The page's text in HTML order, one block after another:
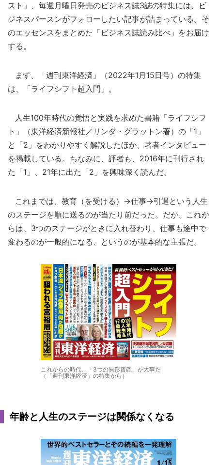
スト」、毎週月曜日発売のビジネス誌3誌の特集には、ビ
ジネスパースンがフォローしたい記事が詰まっている。そ
のエッセンスをまとめた「ビジネス誌読み比べ」をお届け
する。
まず、「週刊東洋経済」（2022年1月15日号）の特集
は、「ライフシフト超入門」。
人生100年時代の覚悟と実践を求めた書籍「ライフシフ
ト」（東洋経済新報社／リンダ・グラットン著）の「1」
と「2」をわかりやすく解説したほか、著者インタビュー
を掲載している。ちなみに、評者も、2016年に刊行され
た「1」、21年に出た「2」を興味深く読んだ。
これまでは、教育（を受ける）→仕事→引退という人生
のステージを順に送るのが当たり前だった。だが、これか
らは、3つのステージがときに入れ替わり、仕事も途中で
変わるのが一般的になる、というのが基本的な主張だ。
これからの時代、「3つの無形資産」が大事だ
（「週刊東洋経済」の特集から）
年齢と人生のステージは関係なくなる